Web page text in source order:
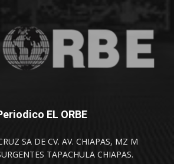
EL ORBE
SA DE CV. AV. CHIAPAS, MZ M
TAPACHULA CHIAPAS.